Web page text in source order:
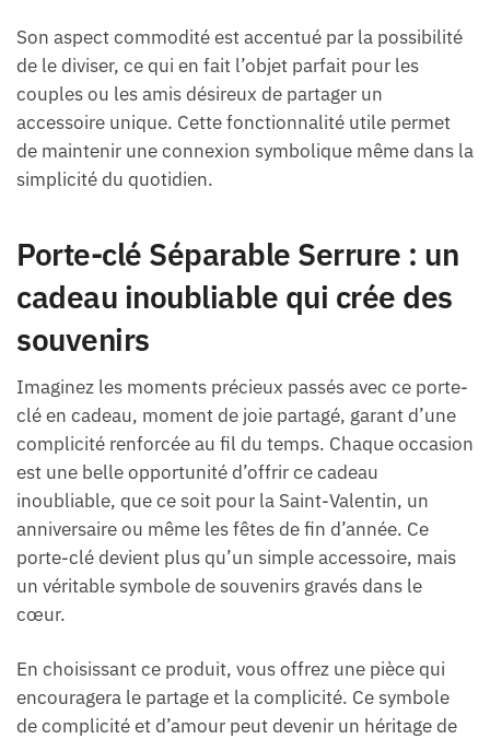
Son aspect commodité est accentué par la possibilité
de le diviser, ce qui en fait l’objet parfait pour les
couples ou les amis désireux de partager un
accessoire unique. Cette fonctionnalité utile permet
de maintenir une connexion symbolique même dans la
simplicité du quotidien.
Porte-clé Séparable Serrure : un
cadeau inoubliable qui crée des
souvenirs
Imaginez les moments précieux passés avec ce porte-
clé en cadeau, moment de joie partagé, garant d’une
complicité renforcée au fil du temps. Chaque occasion
est une belle opportunité d’offrir ce cadeau
inoubliable, que ce soit pour la Saint-Valentin, un
anniversaire ou même les fêtes de fin d’année. Ce
porte-clé devient plus qu’un simple accessoire, mais
un véritable symbole de souvenirs gravés dans le
cœur.
En choisissant ce produit, vous offrez une pièce qui
encouragera le partage et la complicité. Ce symbole
de complicité et d’amour peut devenir un héritage de